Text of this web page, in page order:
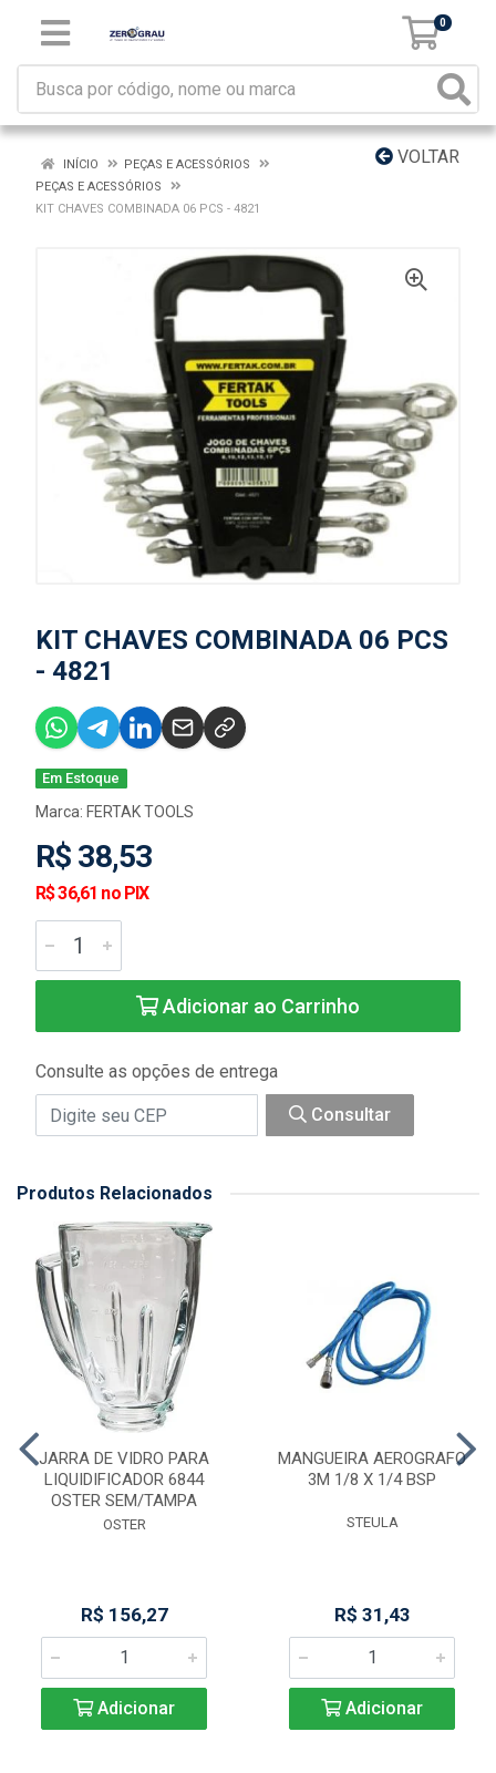
0
VOLTAR
INÍCIO
PEÇAS E ACESSÓRIOS
PEÇAS E ACESSÓRIOS
KIT CHAVES COMBINADA 06 PCS - 4821
KIT CHAVES COMBINADA 06 PCS
- 4821
Em Estoque
Marca: FERTAK TOOLS
R$ 38,53
R$ 36,61 no PIX
Adicionar ao Carrinho
Consulte as opções de entrega
Consultar
Produtos Relacionados
JARRA DE VIDRO PARA
LIQUIDIFICADOR 6844
OSTER SEM/TAMPA
OSTER
R$ 156,27
Adicionar
MANGUEIRA AEROGRAFO
3M 1/8 X 1/4 BSP
STEULA
R$ 31,43
Adicionar